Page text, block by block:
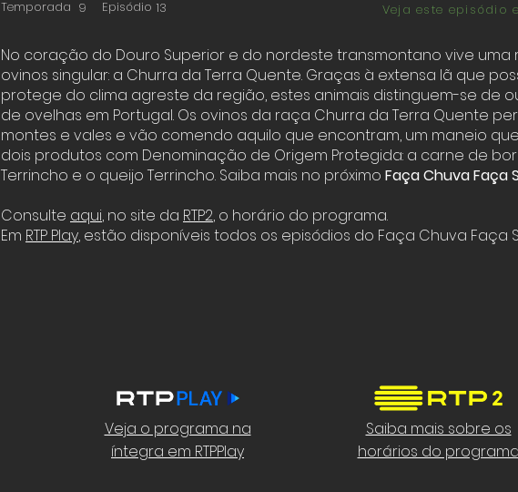
Temporada 9 Episódio 13 Veja este episódio
No coração do Douro Superior e do nordeste transmontano vive uma
ovinos singular: a Churra da Terra Quente. Graças à extensa lã que
protege do clima agreste da região, estes animais distinguem-se de
de ovelhas em Portugal. Os ovinos da raça Churra da Terra Quente
montes e vales e vão comendo aquilo que encontram, um maneio
dois produtos com Denominação de Origem Protegida: a carne de
Terrincho e o queijo Terrincho. Saiba mais no próximo Faça Chuva Faça
Consulte aqui, no site da RTP2, o horário do programa.
Em RTP Play, estão disponíveis todos os episódios do Faça Chuva Faça
Veja o programa na
íntegra em RTPPlay
Saiba mais sobre os
horários do